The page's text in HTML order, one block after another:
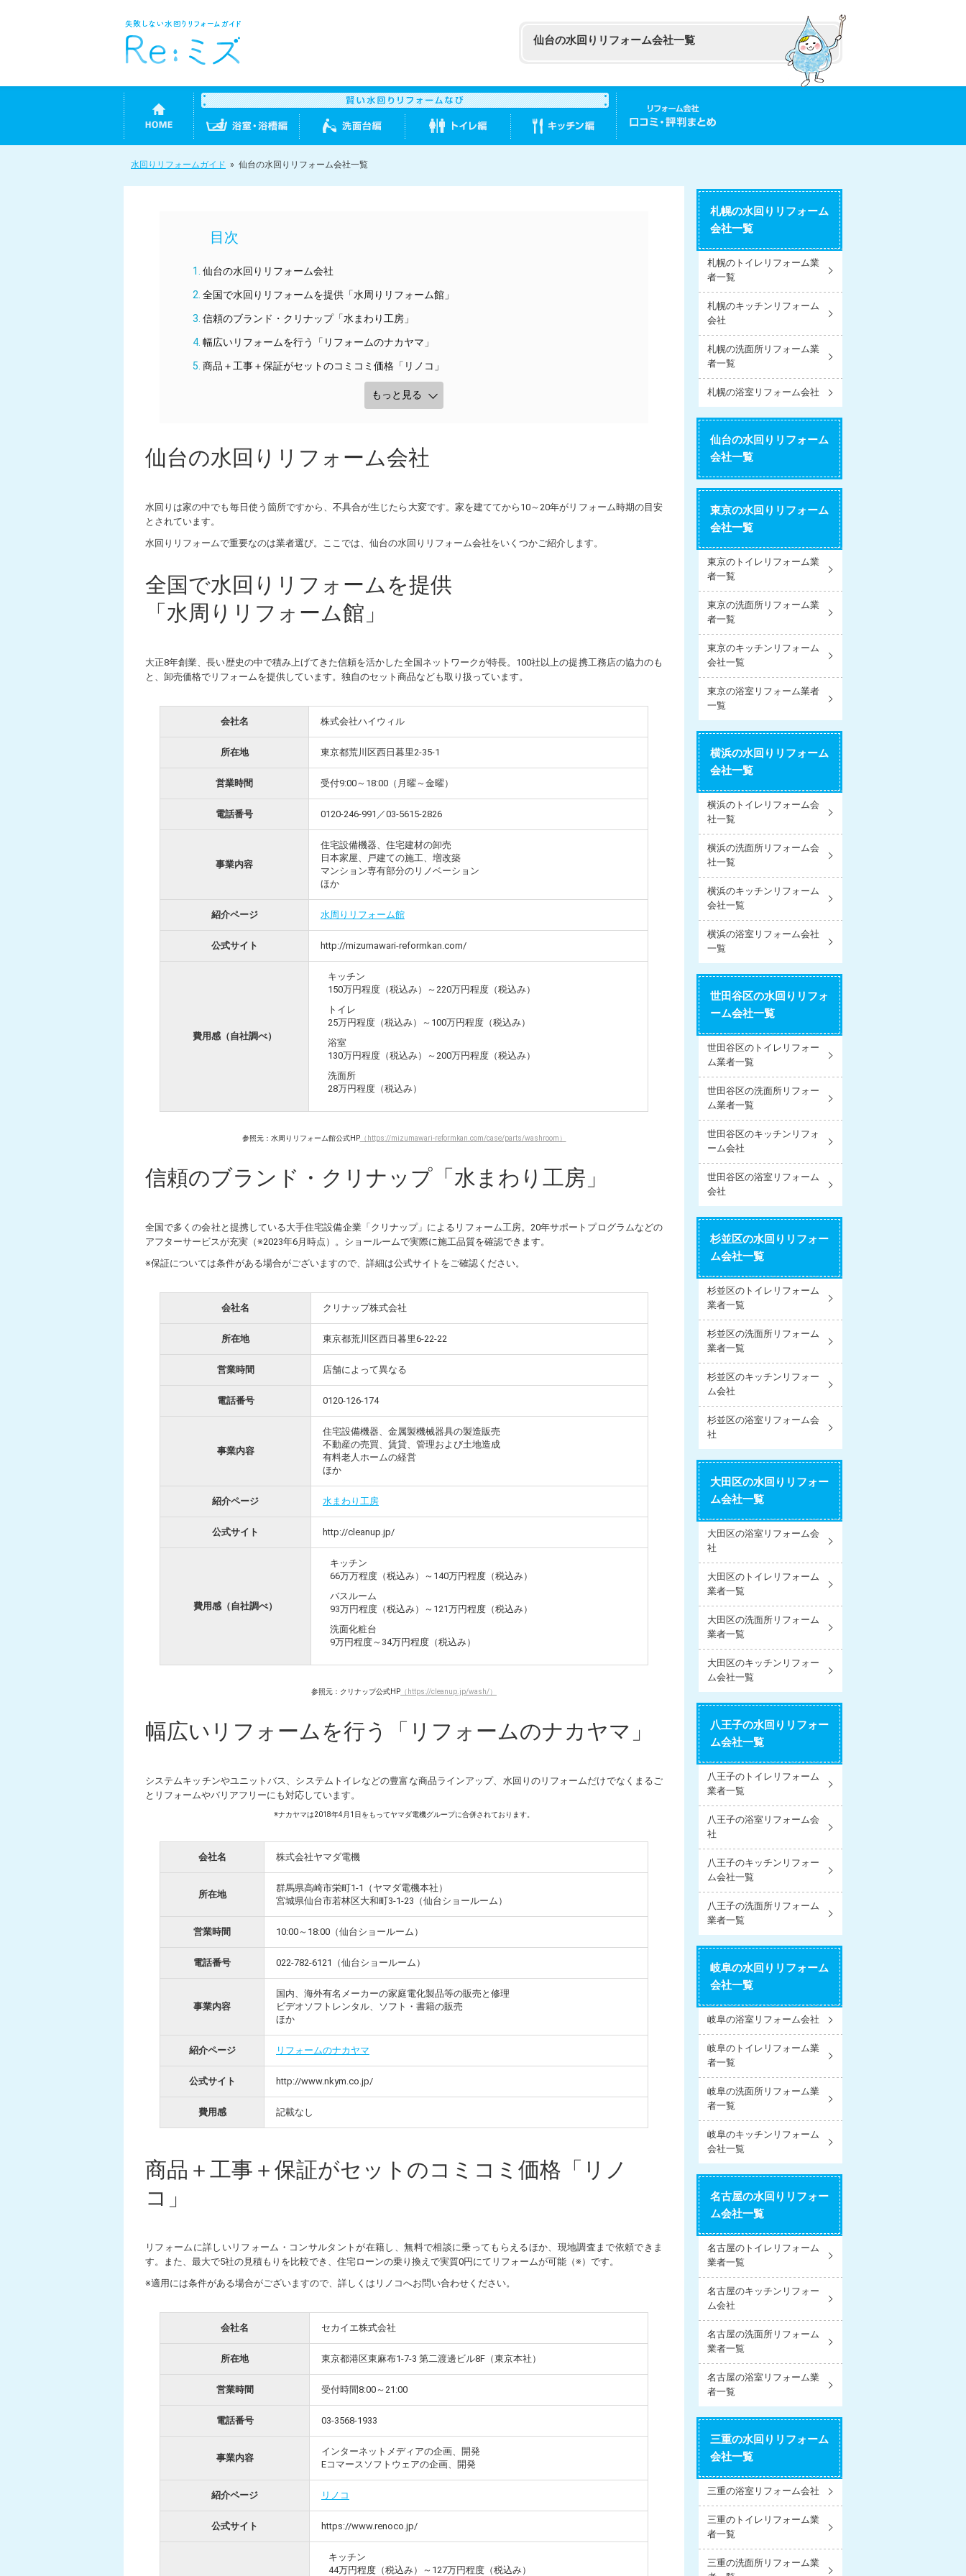
仙台の水回りリフォーム会社一覧
水回りリフォームガイド » 仙台の水回りリフォーム会社一覧
仙台の水回りリフォーム会社
全国で水回りリフォームを提供「水周りリフォーム館」
信頼のブランド・クリナップ「水まわり工房」
幅広いリフォームを行う「リフォームのナカヤマ」
商品＋工事＋保証がセットのコミコミ価格「リノコ」
もっと見る
仙台の水回りリフォーム会社
水回りは家の中でも毎日使う箇所ですから、不具合が生じたら大変です。家を建ててから10～20年がリフォーム時期の目安
とされています。
水回りリフォームで重要なのは業者選び。ここでは、仙台の水回りリフォーム会社をいくつかご紹介します。
全国で水回りリフォームを提供
「水周りリフォーム館」
大正8年創業、長い歴史の中で積み上げてきた信頼を活かした全国ネットワークが特長。100社以上の提携工務店の協力のも
と、卸売価格でリフォームを提供しています。独自のセット商品なども取り扱っています。
会社名 株式会社ハイウィル
所在地 東京都荒川区西日暮里2-35-1
営業時間 受付9:00～18:00（月曜～金曜）
電話番号 0120-246-991／03-5615-2826
事業内容
住宅設備機器、住宅建材の卸売
日本家屋、戸建ての施工、増改築
マンション専有部分のリノベーション
ほか
紹介ページ 水周りリフォーム館
公式サイト http://mizumawari-reformkan.com/
費用感（自社調べ）
キッチン
150万円程度（税込み）～220万円程度（税込み）
トイレ
25万円程度（税込み）～100万円程度（税込み）
浴室
130万円程度（税込み）～200万円程度（税込み）
洗面所
28万円程度（税込み）
参照元：水周りリフォーム館公式HP（https://mizumawari-reformkan.com/case/parts/washroom）
信頼のブランド・クリナップ「水まわり工房」
全国で多くの会社と提携している大手住宅設備企業「クリナップ」によるリフォーム工房。20年サポートプログラムなどの
アフターサービスが充実（※2023年6月時点）。ショールームで実際に施工品質を確認できます。
※保証については条件がある場合がございますので、詳細は公式サイトをご確認ください。
会社名 クリナップ株式会社
所在地 東京都荒川区西日暮里6-22-22
営業時間 店舗によって異なる
電話番号 0120-126-174
事業内容
住宅設備機器、金属製機械器具の製造販売
不動産の売買、賃貸、管理および土地造成
有料老人ホームの経営
ほか
紹介ページ 水まわり工房
公式サイト http://cleanup.jp/
費用感（自社調べ）
キッチン
66万万程度（税込み）～140万円程度（税込み）
バスルーム
93万円程度（税込み）～121万円程度（税込み）
洗面化粧台
9万円程度～34万円程度（税込み）
参照元：クリナップ公式HP （https://cleanup.jp/wash/）
幅広いリフォームを行う「リフォームのナカヤマ」
システムキッチンやユニットバス、システムトイレなどの豊富な商品ラインアップ、水回りのリフォームだけでなくまるご
とリフォームやバリアフリーにも対応しています。
※ナカヤマは2018年4月1日をもってヤマダ電機グループに合併されております。
会社名 株式会社ヤマダ電機
所在地
群馬県高崎市栄町1-1（ヤマダ電機本社）
宮城県仙台市若林区大和町3-1-23（仙台ショールーム）
営業時間 10:00～18:00（仙台ショールーム）
電話番号 022-782-6121（仙台ショールーム）
事業内容
国内、海外有名メーカーの家庭電化製品等の販売と修理
ビデオソフトレンタル、ソフト・書籍の販売
ほか
紹介ページ リフォームのナカヤマ
公式サイト http://www.nkym.co.jp/
費用感 記載なし
商品＋工事＋保証がセットのコミコミ価格「リノ
コ」
リフォームに詳しいリフォーム・コンサルタントが在籍し、無料で相談に乗ってもらえるほか、現地調査まで依頼できま
す。また、最大で5社の見積もりを比較でき、住宅ローンの乗り換えで実質0円にてリフォームが可能（※）です。
※適用には条件がある場合がございますので、詳しくはリノコへお問い合わせください。
会社名 セカイエ株式会社
所在地 東京都港区東麻布1-7-3 第二渡邊ビル8F（東京本社）
営業時間 受付時間8:00～21:00
電話番号 03-3568-1933
事業内容
インターネットメディアの企画、開発
Eコマースソフトウェアの企画、開発
紹介ページ リノコ
公式サイト https://www.renoco.jp/
キッチン
44万円程度（税込み）～127万円程度（税込み）
札幌の水回りリフォーム
会社一覧
札幌のトイレリフォーム業
者一覧
札幌のキッチンリフォーム
会社
札幌の洗面所リフォーム業
者一覧
札幌の浴室リフォーム会社
仙台の水回りリフォーム
会社一覧
東京の水回りリフォーム
会社一覧
東京のトイレリフォーム業
者一覧
東京の洗面所リフォーム業
者一覧
東京のキッチンリフォーム
会社一覧
東京の浴室リフォーム業者
一覧
横浜の水回りリフォーム
会社一覧
横浜のトイレリフォーム会
社一覧
横浜の洗面所リフォーム会
社一覧
横浜のキッチンリフォーム
会社一覧
横浜の浴室リフォーム会社
一覧
世田谷区の水回りリフォ
ーム会社一覧
世田谷区のトイレリフォー
ム業者一覧
世田谷区の洗面所リフォー
ム業者一覧
世田谷区のキッチンリフォ
ーム会社
世田谷区の浴室リフォーム
会社
杉並区の水回りリフォー
ム会社一覧
杉並区のトイレリフォーム
業者一覧
杉並区の洗面所リフォーム
業者一覧
杉並区のキッチンリフォー
ム会社
杉並区の浴室リフォーム会
社
大田区の水回りリフォー
ム会社一覧
大田区の浴室リフォーム会
社
大田区のトイレリフォーム
業者一覧
大田区の洗面所リフォーム
業者一覧
大田区のキッチンリフォー
ム会社一覧
八王子の水回りリフォー
ム会社一覧
八王子のトイレリフォーム
業者一覧
八王子の浴室リフォーム会
社
八王子のキッチンリフォー
ム会社一覧
八王子の洗面所リフォーム
業者一覧
岐阜の水回りリフォーム
会社一覧
岐阜の浴室リフォーム会社
岐阜のトイレリフォーム業
者一覧
岐阜の洗面所リフォーム業
者一覧
岐阜のキッチンリフォーム
会社一覧
名古屋の水回りリフォー
ム会社一覧
名古屋のトイレリフォーム
業者一覧
名古屋のキッチンリフォー
ム会社
名古屋の洗面所リフォーム
業者一覧
名古屋の浴室リフォーム業
者一覧
三重の水回りリフォーム
会社一覧
三重の浴室リフォーム会社
三重のトイレリフォーム業
者一覧
三重の洗面所リフォーム業